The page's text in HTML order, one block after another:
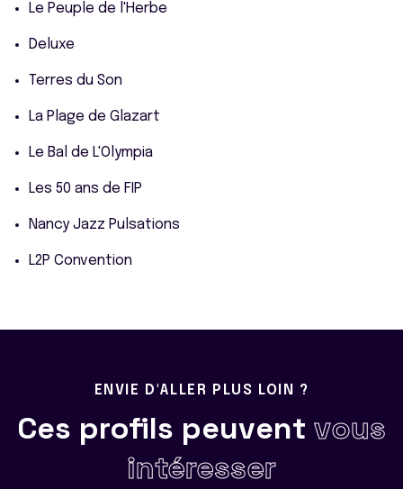
Le Peuple de l'Herbe
Deluxe
Terres du Son
La Plage de Glazart
Le Bal de L'Olympia
Les 50 ans de FIP
Nancy Jazz Pulsations
L2P Convention
ENVIE D'ALLER PLUS LOIN ?
Ces profils peuvent vous
intéresser